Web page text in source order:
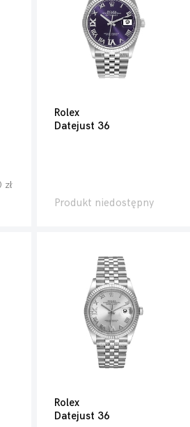
zł
Rolex
Datejust 36
Produkt niedostępny
Rolex
Datejust 36